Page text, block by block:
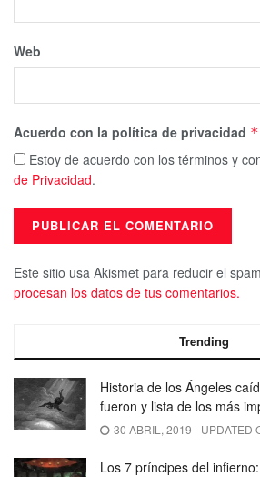
Web
Acuerdo con la política de privacidad *
Estoy de acuerdo con los términos y
de Privacidad.
Este sitio usa Akismet para reducir el
procesan los datos de tus comentarios.
Trending
Historia de los Ángeles
fueron y lista de los más
30 ABRIL, 2019 - UPDATED
Los 7 príncipes del